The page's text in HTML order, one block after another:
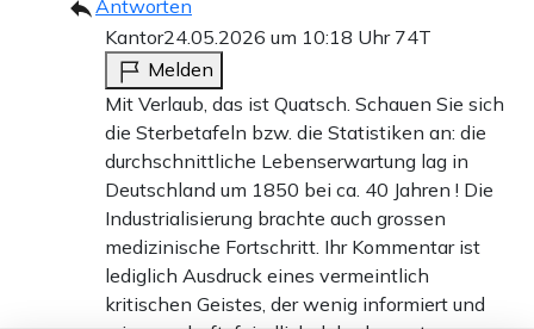
Antworten
Kantor24.05.2026 um 10:18 Uhr 74T
Melden
Mit Verlaub, das ist Quatsch. Schauen Sie sich
die Sterbetafeln bzw. die Statistiken an: die
durchschnittliche Lebenserwartung lag in
Deutschland um 1850 bei ca. 40 Jahren ! Die
Industrialisierung brachte auch grossen
medizinische Fortschritt. Ihr Kommentar ist
lediglich Ausdruck eines vermeintlich
kritischen Geistes, der wenig informiert und